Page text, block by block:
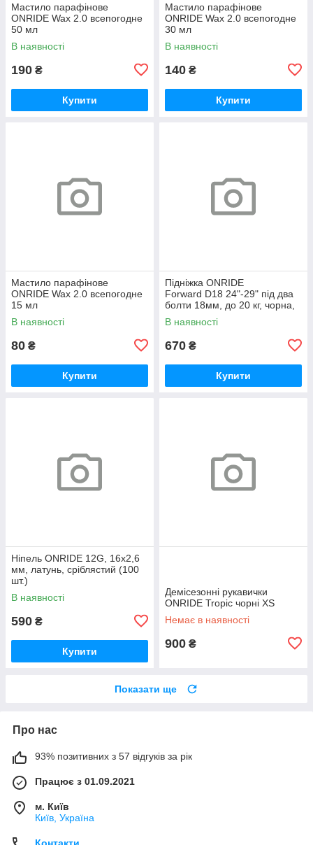
Мастило парафінове
ONRIDE Wax 2.0 всепогодне
50 мл
В наявності
190 ₴
Купити
Мастило парафінове
ONRIDE Wax 2.0 всепогодне
30 мл
В наявності
140 ₴
Купити
Мастило парафінове
ONRIDE Wax 2.0 всепогодне
15 мл
В наявності
80 ₴
Купити
Підніжка ONRIDE
Forward D18 24"-29" під два
болти 18мм, до 20 кг, чорна,
polybag
В наявності
670 ₴
Купити
Ніпель ONRIDE 12G, 16x2,6
мм, латунь, сріблястий (100
шт.)
В наявності
590 ₴
Купити
Демісезонні рукавички
ONRIDE Tropic чорні XS
Немає в наявності
900 ₴
Показати ще
Про нас
93% позитивних з 57 відгуків за рік
Працює з 01.09.2021
м. Київ
Київ, Україна